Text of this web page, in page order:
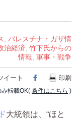
, パレスチナ・ガザ情
治経済, 竹下氏からの
情報, 軍事・戦争
イート Facebook
印刷
み転載OK( 条件はこちら )
大統領は、“ほと